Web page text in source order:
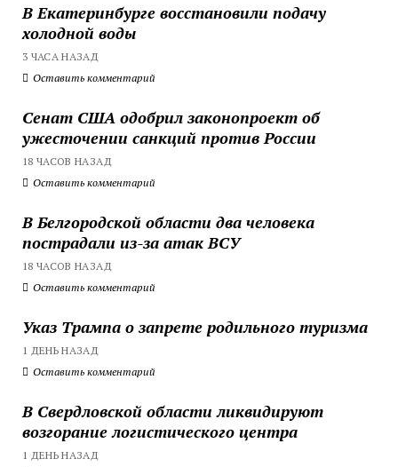
В Екатеринбурге восстановили подачу
холодной воды
3 ЧАСА НАЗАД
Оставить комментарий
Сенат США одобрил законопроект об
ужесточении санкций против России
18 ЧАСОВ НАЗАД
Оставить комментарий
В Белгородской области два человека
пострадали из-за атак ВСУ
18 ЧАСОВ НАЗАД
Оставить комментарий
Указ Трампа о запрете родильного туризма
1 ДЕНЬ НАЗАД
Оставить комментарий
В Свердловской области ликвидируют
возгорание логистического центра
1 ДЕНЬ НАЗАД